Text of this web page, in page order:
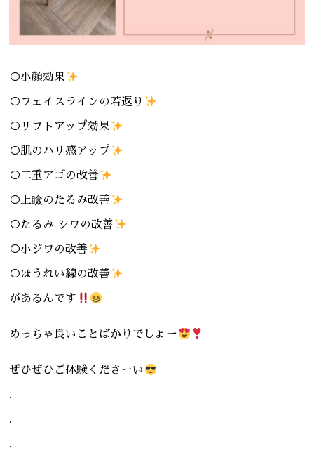
○小顔効果
○フェイスラインの若返り
○リフトアップ効果
○肌のハリ感アップ
○二重アゴの改善
○上瞼のたるみ改善
○たるみ シワの改善
○小ジワの改善
○ほうれい線の改善
があるんです
めっちゃ良いことばかりでしょー
ぜひぜひご体験くださーい
.
.
.